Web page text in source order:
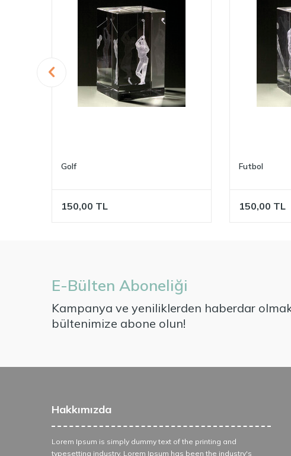
Golf
150,00 TL
Futbol
150,00 TL
E-Bülten Aboneliği
Kampanya ve yeniliklerden haberdar
bültenimize abone olun!
Hakkımızda
Lorem Ipsum is simply dummy text of the printing and
typesetting industry. Lorem Ipsum has been the industry's